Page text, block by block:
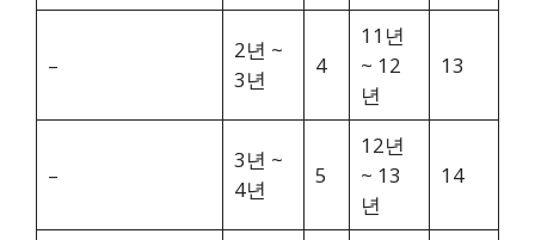
–
2년 ~
3년
4
11년
~ 12
년
13
–
3년 ~
4년
5
12년
~ 13
년
14